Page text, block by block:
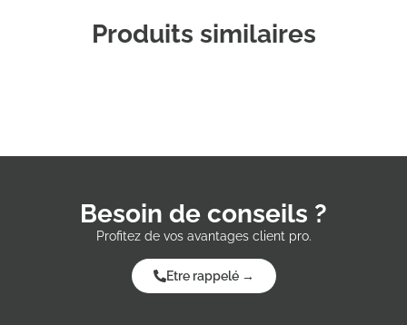
Produits similaires
Besoin de conseils ?
Profitez de vos avantages client pro.
Etre rappelé →